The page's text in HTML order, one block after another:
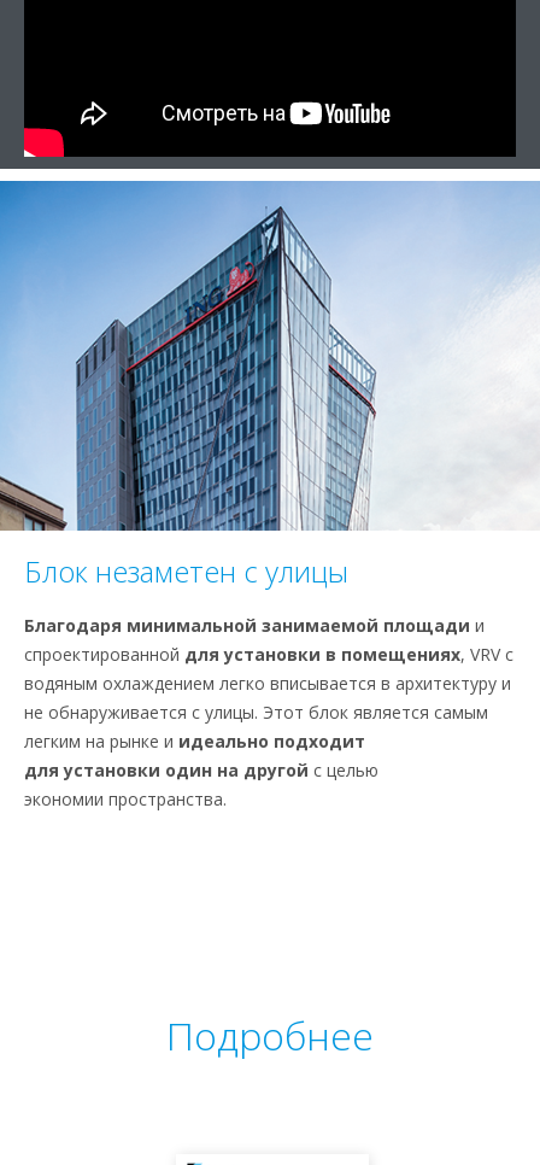
Блок незаметен с улицы
Благодаря минимальной занимаемой площади и
спроектированной для установки в помещениях, VRV с
водяным охлаждением легко вписывается в архитектуру и
не обнаруживается с улицы. Этот блок является самым
легким на рынке и идеально подходит
для установки один на другой с целью
экономии пространства.
Подробнее